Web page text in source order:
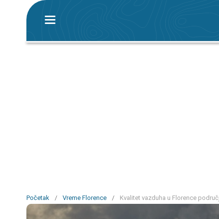
Početak / Vreme Florence / Kvalitet vazduha u Florence